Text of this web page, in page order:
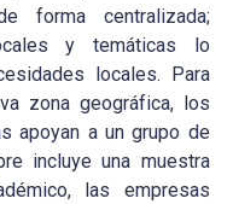
forma centralizada;
y temáticas lo
locales. Para
zona geográfica, los
apoyan a un grupo de
incluye una muestra
las empresas